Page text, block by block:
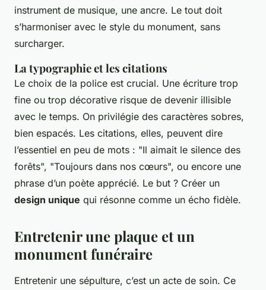
instrument de musique, une ancre. Le tout doit
s’harmoniser avec le style du monument, sans
surcharger.
La typographie et les citations
Le choix de la police est crucial. Une écriture trop
fine ou trop décorative risque de devenir illisible
avec le temps. On privilégie des caractères sobres,
bien espacés. Les citations, elles, peuvent dire
l’essentiel en peu de mots : "Il aimait le silence des
forêts", "Toujours dans nos cœurs", ou encore une
phrase d’un poète apprécié. Le but ? Créer un
design unique qui résonne comme un écho fidèle.
Entretenir une plaque et un
monument funéraire
Entretenir une sépulture, c’est un acte de soin. Ce